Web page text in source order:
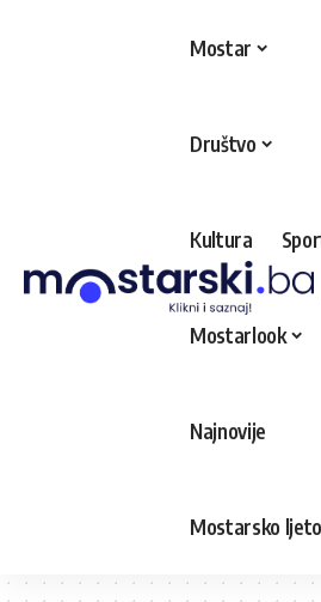
Mostar
Društvo
Kultura
Mostarlook
Najnovije
Mostarsko ljeto